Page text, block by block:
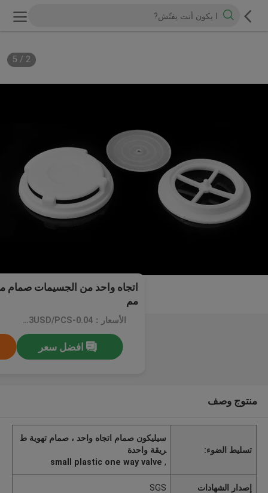
2
/
5
مم
الأسعار：0.04-0.043USD/PCS
افضل سعر
منتوج وصف
تسليط الضوء:
سيليكون صمام اتجاه واحد ، صمام تهوية ط
ريقة واحدة
,
small plastic one way valve
إصدار الشهادات SGS